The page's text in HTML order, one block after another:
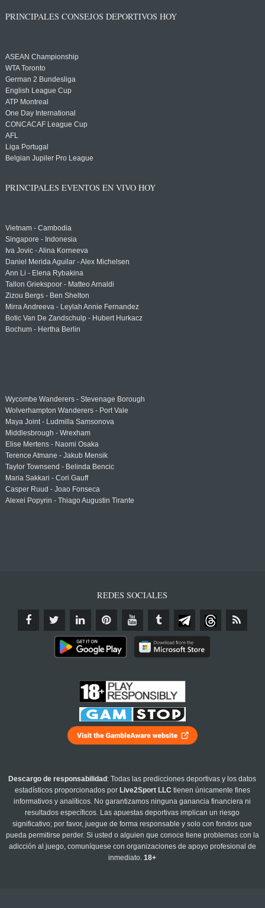
PRINCIPALES CONSEJOS DEPORTIVOS HOY
ASEAN Championship
WTA Toronto
German 2 Bundesliga
English League Cup
ATP Montreal
One Day International
CONCACAF League Cup
AFL
Liga Portugal
Belgian Jupiler Pro League
PRINCIPALES EVENTOS EN VIVO HOY
Vietnam - Cambodia
Singapore - Indonesia
Iva Jovic - Alina Korneeva
Daniel Merida Aguilar - Alex Michelsen
Ann Li - Elena Rybakina
Tallon Griekspoor - Matteo Arnaldi
Zizou Bergs - Ben Shelton
Mirra Andreeva - Leylah Annie Fernandez
Botic Van De Zandschulp - Hubert Hurkacz
Bochum - Hertha Berlin
Wycombe Wanderers - Stevenage Borough
Wolverhampton Wanderers - Port Vale
Maya Joint - Ludmilla Samsonova
Middlesbrough - Wrexham
Elise Mertens - Naomi Osaka
Terence Atmane - Jakub Mensik
Taylor Townsend - Belinda Bencic
Maria Sakkari - Cori Gauff
Casper Ruud - Joao Fonseca
Alexei Popyrin - Thiago Augustin Tirante
REDES SOCIALES
Descargo de responsabilidad : Todas las predicciones deportivas y los datos
estadísticos proporcionados por Live2Sport LLC tienen únicamente fines
informativos y analíticos. No garantizamos ninguna ganancia financiera ni
resultados específicos. Las apuestas deportivas implican un riesgo
significativo; por favor, juegue de forma responsable y solo con fondos que
pueda permitirse perder. Si usted o alguien que conoce tiene problemas con la
adicción al juego, comuníquese con organizaciones de apoyo profesional de
inmediato.18+